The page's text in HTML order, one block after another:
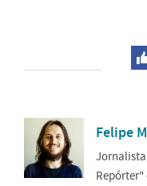
Felipe